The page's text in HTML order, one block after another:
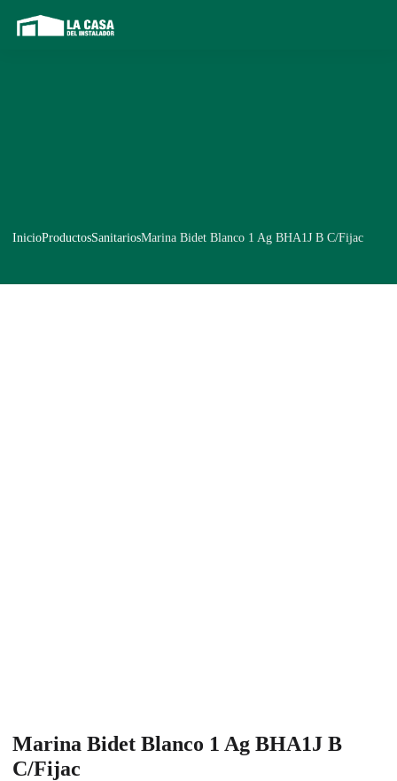
InicioProductosSanitariosMarina Bidet Blanco 1 Ag BHA1J B C/Fijac
Marina Bidet Blanco 1 Ag BHA1J B
C/Fijac